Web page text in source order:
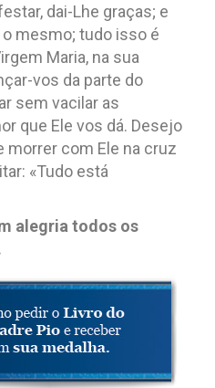
dai-Lhe graças; e
mesmo; tudo isso é
Maria, na sua
vos da parte do
sem vacilar as
que Ele vos dá. Desejo
morrer com Ele na cruz
«Tudo está
alegria todos os